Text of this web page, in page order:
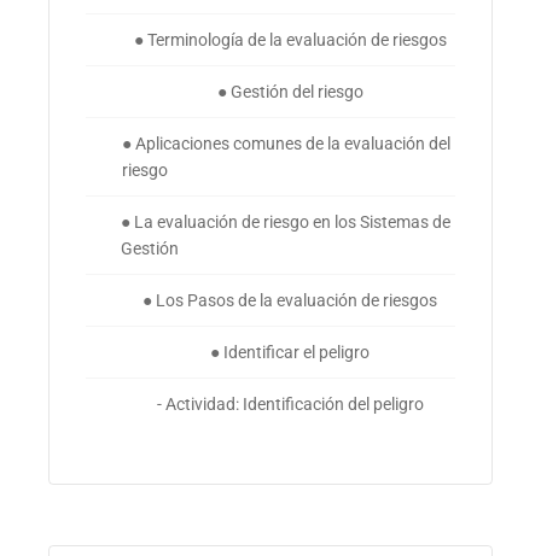
● Terminología de la evaluación de riesgos
● Gestión del riesgo
● Aplicaciones comunes de la evaluación del
riesgo
● La evaluación de riesgo en los Sistemas de
Gestión
● Los Pasos de la evaluación de riesgos
● Identificar el peligro
- Actividad: Identificación del peligro